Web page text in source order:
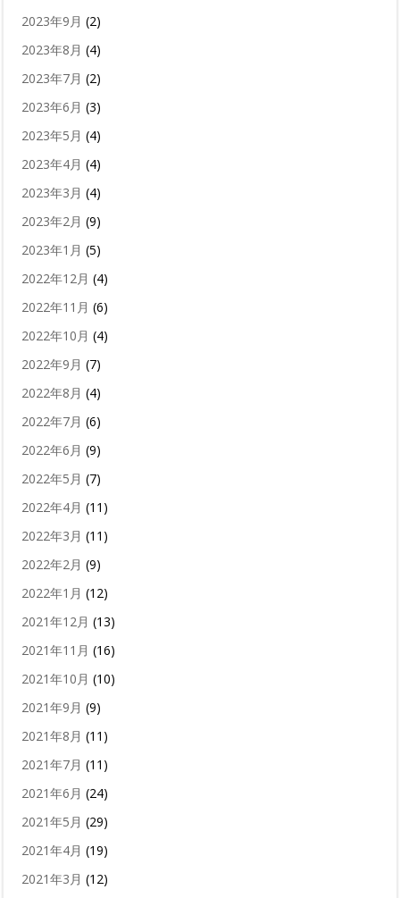
2023年9月 (2)
2023年8月 (4)
2023年7月 (2)
2023年6月 (3)
2023年5月 (4)
2023年4月 (4)
2023年3月 (4)
2023年2月 (9)
2023年1月 (5)
2022年12月 (4)
2022年11月 (6)
2022年10月 (4)
2022年9月 (7)
2022年8月 (4)
2022年7月 (6)
2022年6月 (9)
2022年5月 (7)
2022年4月 (11)
2022年3月 (11)
2022年2月 (9)
2022年1月 (12)
2021年12月 (13)
2021年11月 (16)
2021年10月 (10)
2021年9月 (9)
2021年8月 (11)
2021年7月 (11)
2021年6月 (24)
2021年5月 (29)
2021年4月 (19)
2021年3月 (12)